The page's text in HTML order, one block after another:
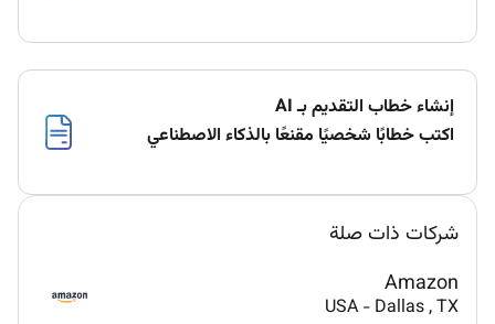
إنشاء خطاب التقديم بـ AI
اكتب خطابًا شخصيًا مقنعًا بالذكاء الاصطناعي
شركات ذات صلة
Amazon
USA - Dallas, TX